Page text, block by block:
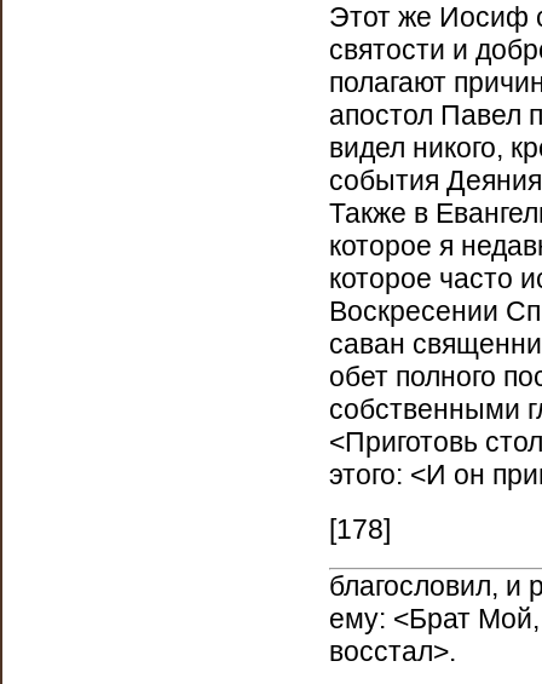
Этот же Иосиф
святости и
полагают
апостол Павел
видел никого,
события
Также в
которое я
которое часто
Воскресении
саван
обет полного
собственными
<Приготовь
этого: <И он
[178]
благословил, и
ему: <Брат Мой,
восстал>.